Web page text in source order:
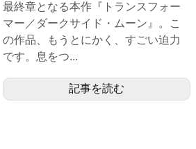
最終章となる本作『トランスフォー
マー／ダークサイド・ムーン』。こ
の作品、もうとにかく、すごい迫力
です。息をつ...
記事を読む